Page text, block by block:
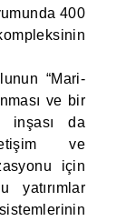
400
“Mari-
ve bir
inşası da
ve
için
yatırımlar